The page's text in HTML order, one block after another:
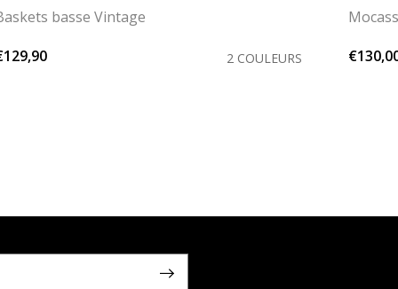
basse Vintage
2 COULEURS